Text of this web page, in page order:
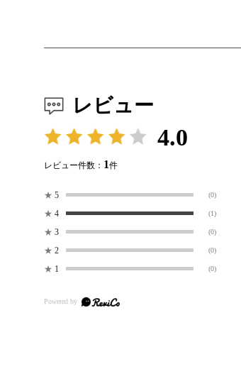
レビュー
4.0
レビュー件数： 1件
★ 5 (0)
★ 4 (1)
★ 3 (0)
★ 2 (0)
★ 1 (0)